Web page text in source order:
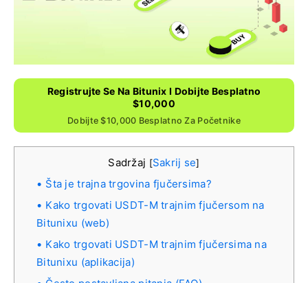
Registrujte Se Na Bitunix I Dobijte Besplatno
$10,000
Dobijte $10,000 Besplatno Za Početnike
Sadržaj [Sakrij se]
Šta je trajna trgovina fjučersima?
Kako trgovati USDT-M trajnim fjučersom na
Bitunixu (web)
Kako trgovati USDT-M trajnim fjučersima na
Bitunixu (aplikacija)